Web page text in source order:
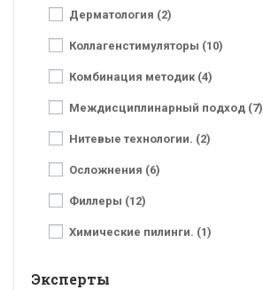
Дерматология (2)
Коллагенстимуляторы (10)
Комбинация методик (4)
Междисциплинарный подход (7)
Нитевые технологии. (2)
Осложнения (6)
Филлеры (12)
Химические пилинги. (1)
Эксперты